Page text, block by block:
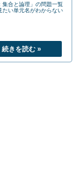
合と論理」の問題一覧
たい単元名がわからない